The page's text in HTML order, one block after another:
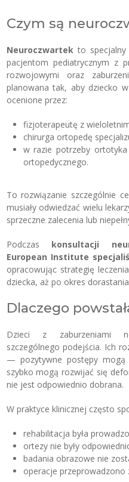
Czym są
Neuroczwartekto specjalny
pacjentom pediatrycznym z
rozwojowymi oraz
planowana tak, aby dziecko
ocenione przez:
fizjoterapeutę z
chirurga ortopedę
w razie potrzeby
ortopedycznego.
To rozwiązanie szczególnie
musiały odwiedzać wielu
sprzeczne zalecenia lub
Podczas konsultacji
European Institute
opracowując strategię
dziecka, aż po okres
Dlaczego
Dzieci z zaburzeniami
szczególnego podejścia. Ich
— pozytywne postępy mogą
szybko mogą rozwijać się
nie jest odpowiednio dobrana.
W praktyce klinicznej często
rehabilitacja była
ortezy nie były
badania obrazowe nie
operacje przeprowadzono